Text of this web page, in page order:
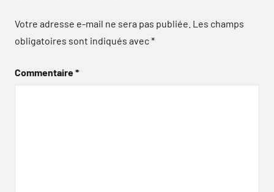
Votre adresse e-mail ne sera pas publiée. Les champs
obligatoires sont indiqués avec*
Commentaire*